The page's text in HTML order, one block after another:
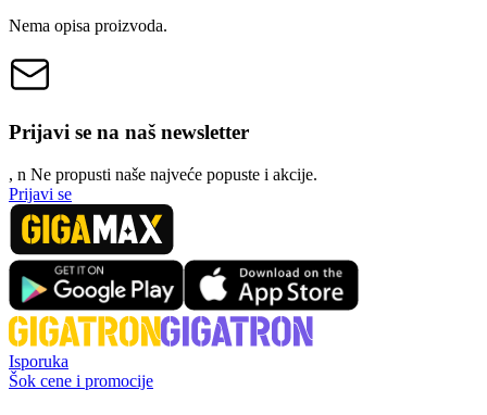
Nema opisa proizvoda.
Prijavi se na naš newsletter
, n Ne propusti naše najveće popuste i akcije.
Prijavi se
Isporuka
Šok cene i promocije